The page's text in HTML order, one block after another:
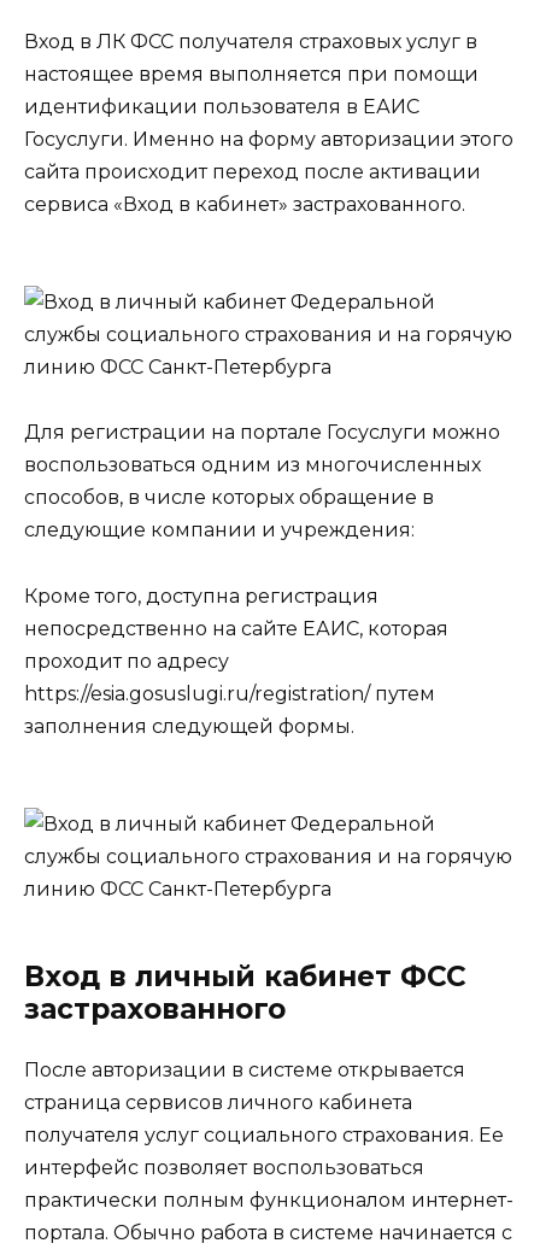
Вход в ЛК ФСС получателя страховых услуг в
настоящее время выполняется при помощи
идентификации пользователя в ЕАИС
Госуслуги. Именно на форму авторизации этого
сайта происходит переход после активации
сервиса «Вход в кабинет» застрахованного.
Для регистрации на портале Госуслуги можно
воспользоваться одним из многочисленных
способов, в числе которых обращение в
следующие компании и учреждения:
Кроме того, доступна регистрация
непосредственно на сайте ЕАИС, которая
проходит по адресу
https://esia.gosuslugi.ru/registration/ путем
заполнения следующей формы.
Вход в личный кабинет ФСС
застрахованного
После авторизации в системе открывается
страница сервисов личного кабинета
получателя услуг социального страхования. Ее
интерфейс позволяет воспользоваться
практически полным функционалом интернет-
портала. Обычно работа в системе начинается с